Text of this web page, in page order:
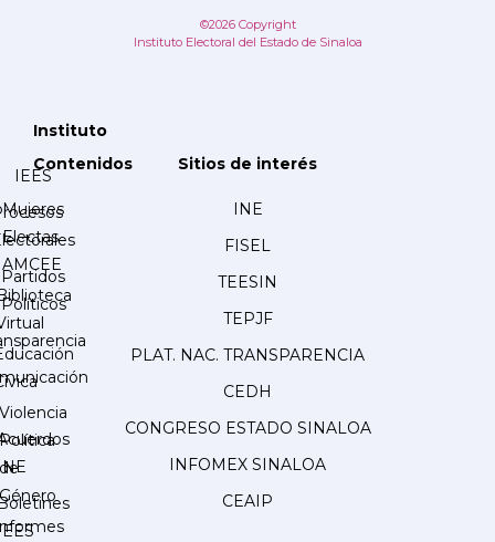
©2026 Copyright
Instituto Electoral del Estado de Sinaloa
Instituto
IEES
Partidos
Políticos
Contenidos
Mujeres
Electas
AMCEE
Violencia
Política
de
Género
Sitios de interés
INE
FISEL
TEESIN
TEPJF
PLAT. NAC. TRANSPARENCIA
CEDH
CONGRESO ESTADO SINALOA
INFOMEX SINALOA
CEAIP